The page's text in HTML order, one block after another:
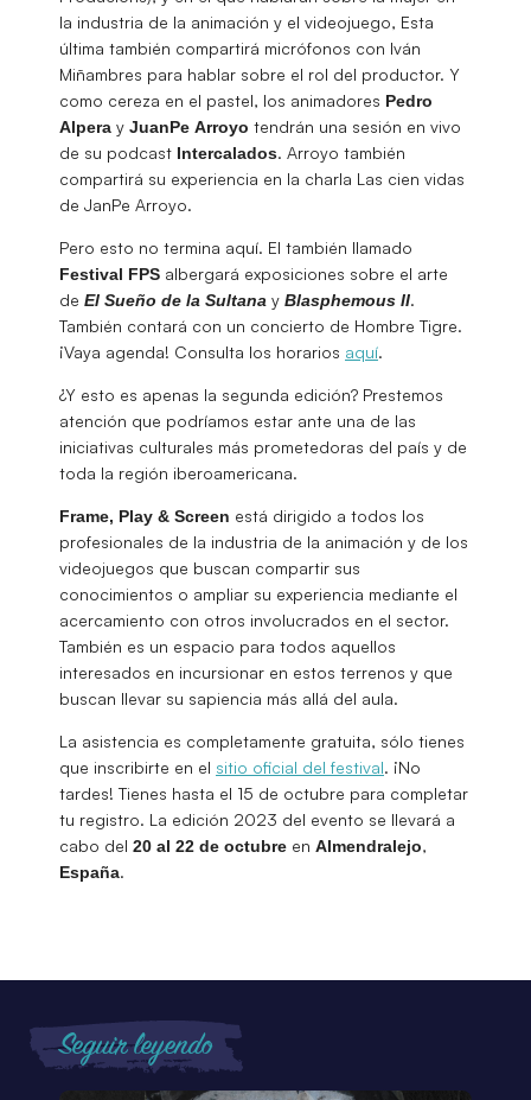
la industria de la animación y el videojuego, Esta
última también compartirá micrófonos con Iván
Miñambres para hablar sobre el rol del productor. Y
como cereza en el pastel, los animadores Pedro
Alpera y JuanPe Arroyo tendrán una sesión en vivo
de su podcast Intercalados. Arroyo también
compartirá su experiencia en la charla Las cien vidas
de JanPe Arroyo.
Pero esto no termina aquí. El también llamado
Festival FPS albergará exposiciones sobre el arte
de El Sueño de la Sultana y Blasphemous II.
También contará con un concierto de Hombre Tigre.
¡Vaya agenda! Consulta los horarios aquí.
¿Y esto es apenas la segunda edición? Prestemos
atención que podríamos estar ante una de las
iniciativas culturales más prometedoras del país y de
toda la región iberoamericana.
Frame, Play & Screen está dirigido a todos los
profesionales de la industria de la animación y de los
videojuegos que buscan compartir sus
conocimientos o ampliar su experiencia mediante el
acercamiento con otros involucrados en el sector.
También es un espacio para todos aquellos
interesados en incursionar en estos terrenos y que
buscan llevar su sapiencia más allá del aula.
La asistencia es completamente gratuita, sólo tienes
que inscribirte en el sitio oficial del festival. ¡No
tardes! Tienes hasta el 15 de octubre para completar
tu registro. La edición 2023 del evento se llevará a
cabo del 20 al 22 de octubre en Almendralejo,
España.
Seguir leyendo